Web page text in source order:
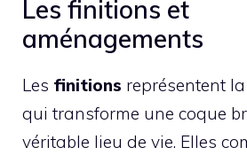
Les finitions et
aménagements
Les finitions représentent
qui transforme une coque
véritable lieu de vie. Elles